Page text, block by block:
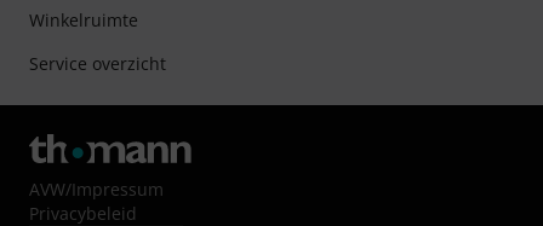
Winkelruimte
Service overzicht
AVW/Impressum
Privacybeleid